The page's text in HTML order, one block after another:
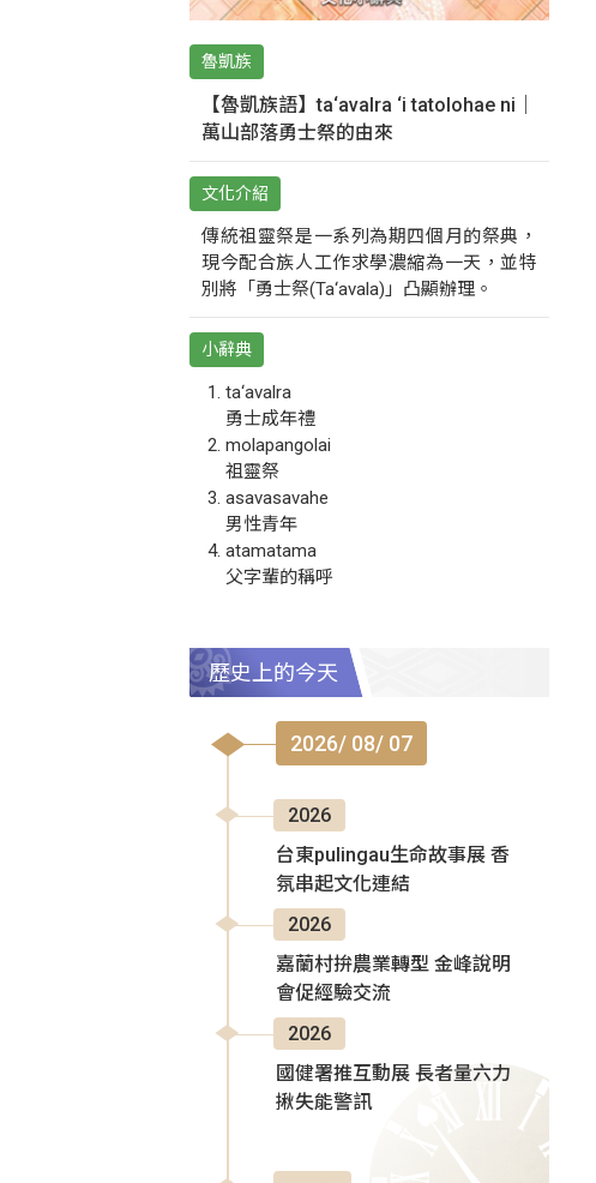
魯凱族
【魯凱族語】ta‘avalra ‘i tatolohae ni｜
萬山部落勇士祭的由來
文化介紹
傳統祖靈祭是一系列為期四個月的祭典，
現今配合族人工作求學濃縮為一天，並特
別將「勇士祭(Ta‘avala)」凸顯辦理。
小辭典
ta‘avalra
勇士成年禮
molapangolai
祖靈祭
asavasavahe
男性青年
atamatama
父字輩的稱呼
歷史上的今天
2026/ 08/ 07
2026
台東pulingau生命故事展 香
氛串起文化連結
2026
嘉蘭村拚農業轉型 金峰說明
會促經驗交流
2026
國健署推互動展 長者量六力
揪失能警訊